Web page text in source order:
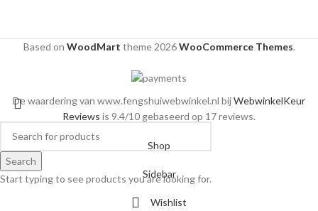
Based on WoodMart theme2026WooCommerce Themes.
Search
Start typing to see products you are looking for.
De waardering van www.fengshuiwebwinkel.nl bijWebwinkelKeur
Reviews is 9.4/10 gebaseerd op 17 reviews.
Shop
Sidebar
Wishlist